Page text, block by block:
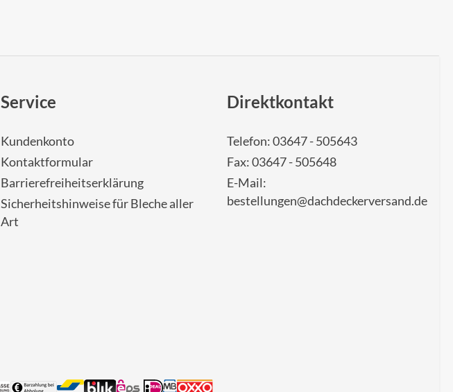
Service
Kundenkonto
Kontaktformular
Barrierefreiheitserklärung
Sicherheitshinweise für Bleche aller
Art
Direktkontakt
Telefon: 03647 - 505643
Fax: 03647 - 505648
E-Mail:
bestellungen@dachdeckerversand.de